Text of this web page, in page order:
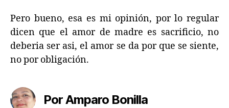
Pero bueno, esa es mi opinión, por lo regular
dicen que el amor de madre es sacrificio, no
deberia ser asi, el amor se da por que se siente,
no por obligación.
Por Amparo Bonilla